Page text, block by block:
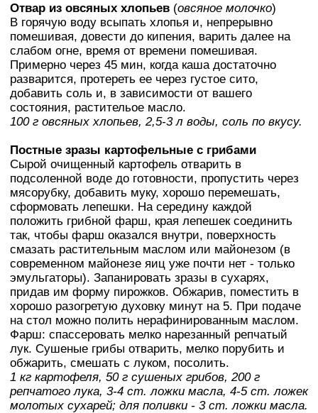
Отвар из овсяных хлопьев (овсяное молочко)
В горячую воду всыпать хлопья и, непрерывно
помешивая, довести до кипения, варить далее на
слабом огне, время от времени помешивая.
Примерно через 45 мин, когда каша достаточно
разварится, протереть ее через густое сито,
добавить соль и, в зависимости от вашего
состояния, растительое масло.
100 г овсяных хлопьев, 2,5-3 л воды, соль по вкусу.
Постные зразы картофельные с грибами
Сырой очищенный картофель отварить в
подсоленной воде до готовности, пропустить через
мясорубку, добавить муку, хорошо перемешать,
сформовать лепешки. На середину каждой
положить грибной фарш, края лепешек соединить
так, чтобы фарш оказался внутри, поверхность
смазать растительным маслом или майонезом (в
современном майонезе яиц уже почти нет - только
эмульгаторы). Запанировать зразы в сухарях,
придав им форму пирожков. Обжарив, поместить в
хорошо разогретую духовку минут на 5. При подаче
на стол можно полить нерафинированным маслом.
Фарш: спассеровать мелко нарезанный репчатый
лук. Сушеные грибы отварить, мелко порубить и
обжарить, смешать с луком, посолить.
1 кг картофеля, 50 г сушеных грибов, 200 г
репчатого лука, 3-4 ст. ложки масла, 4-5 ст. ложек
молотых сухарей; для поливки - 3 ст. ложки масла.